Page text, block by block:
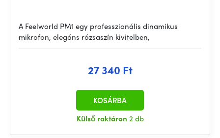
A Feelworld PM1 egy professzionális dinamikus
mikrofon, elegáns rózsaszín kivitelben,
27 340 Ft
Külső raktáron 2 db
KOSÁRBA